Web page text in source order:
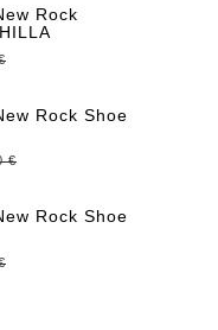
Rock
Rock Shoe
€
Rock Shoe